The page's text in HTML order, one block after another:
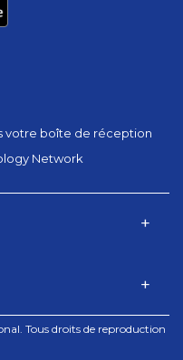
votre boîte de réception
Network
Tous droits de reproduction